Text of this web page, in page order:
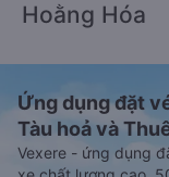
Hoằng Hóa
Ứng dụng đặt
Tàu hoả và
Vexere - ứng dụng